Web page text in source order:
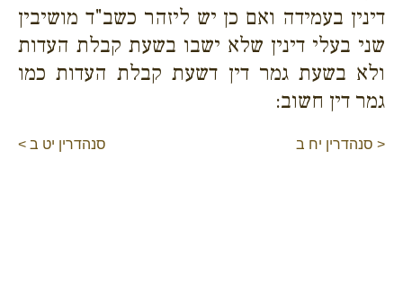
דינין בעמידה ואם כן יש ליזהר כשב"ד מושיבין
שני בעלי דינין שלא ישבו בשעת קבלת העדות
ולא בשעת גמר דין דשעת קבלת העדות כמו
גמר דין חשוב:
< סנהדרין יח ב סנהדרין יט ב >